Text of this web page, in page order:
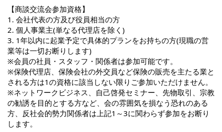
【商談交流会参加資格】
1. 会社代表の方及び役員相当の方
2. 個人事業主(単なる代理店を除く)
3. 1年以内に起業予定で具体的プランをお持ちの方(現職の営
業等は一切お断りします)
※会員の社員・スタッフ・関係者は参加可能です。
※保険代理店、保険会社の外交員など保険の販売を主たる業と
される方は1の資格に該当しない限りご参加いただけません。
※ネットワークビジネス、自己啓発セミナー、先物取引、宗教
の勧誘を目的とする方など、会の雰囲気を損なう恐れのある
方、反社会的勢力関係者は上記1～3に関わらず参加をお断り
します。